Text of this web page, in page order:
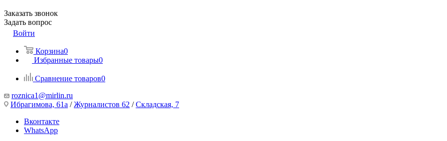
Заказать звонок
Задать вопрос
Войти
Корзина0
Избранные товары0
Сравнение товаров0
roznica1@mirlin.ru
Ибрагимова, 61а /Журналистов 62 /Складская, 7
Вконтакте
WhatsApp